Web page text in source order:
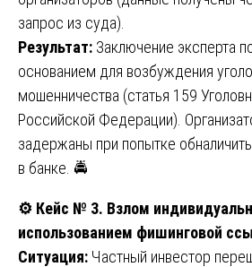
запрос из суда).
Результат: Заключение эксперта
основанием для возбуждения
мошенничества (статья 159
Российской Федерации).
задержаны при попытке
в банке. 🚔
⚙️ Кейс № 3. Взлом
использованием фишинговой
Ситуация: Частный инвестор